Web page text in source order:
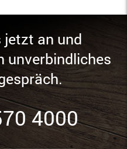
jetzt an und
unverbindliches
4000